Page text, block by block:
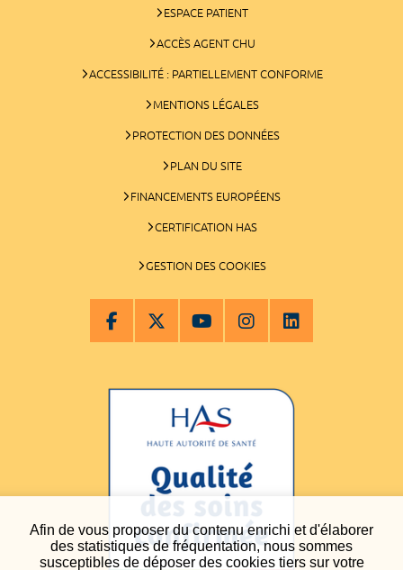
Afin de vous proposer du contenu enrichi et d'élaborer
des statistiques de fréquentation, nous sommes
susceptibles de déposer des cookies tiers sur votre
ESPACE PATIENT
ACCÈS AGENT CHU
ACCESSIBILITÉ : PARTIELLEMENT CONFORME
MENTIONS LÉGALES
PROTECTION DES DONNÉES
PLAN DU SITE
FINANCEMENTS EUROPÉENS
CERTIFICATION HAS
GESTION DES COOKIES